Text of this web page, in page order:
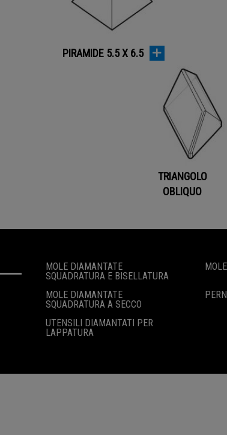
PIRAMIDE 5.5 X 6.5
TRIANGOLO
OBLIQUO
MOLE DIAMANTATE
SQUADRATURA E BISELLATURA
MOLE DIAMANTATE
SQUADRATURA A SECCO
UTENSILI DIAMANTATI PER
LAPPATURA